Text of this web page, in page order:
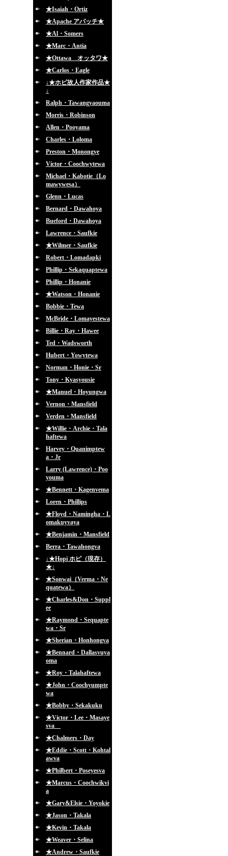
★Isaiah・Ortiz
★Apache アパッチ★
★Al・Somers
★Marc・Antia
★Ottawa オッタワ★
★Carlos・Eagle
↓★ホピ故人作家作品★
↓
Ralph・Tawangyaouma
Morris・Robinson
Allen・Pooyama
Charles・Loloma
Preston・Monongye
Victor・Coochwytewa
Michael・Kabotie（Lo
mawywesa）
Glenn・Lucas
Bernard・Dawahoya
Bueford・Dawahoya
Lawrence・Saufkie
★Wilmer・Saufkie
Robert・Lomadapki
Phillip・Sekaquaptewa
Phillip・Honanie
★Watson・Honanie
Bobbie・Tewa
McBride・Lomayestewa
Billie・Ray・Hawee
Ted・Wadsworth
Hubert・Yowytewa
Norman・Honie・Sr
Tony・Kyasyousie
★Manuel・Hoyungwa
Vernon・Mansfield
Verden・Mansfield
★Willie・Archie・Tala
haftewa
Harvey・Quanimptew
a・Jr
Larry (Lawrence)・Poo
youma
★Bennett・Kagenvema
Loren・Phillips
★Floyd・Namingha・L
omakuyvaya
★Benjamin・Mansfield
Berra・Tawahongva
↓★Hopi ホピ（現存）
★↓
★Sonwai（Verma・Ne
quatewa）
★Charles&Don・Suppl
ee
★Raymond・Sequapte
wa・Sr
★Sherian・Honhongva
★Bennard・Dallasvuya
oma
★Roy・Talahaftewa
★John・Coochyumpte
wa
★Bobby・Sekakuku
★Victor・Lee・Masaye
sva
★Chalmers・Day
★Eddie・Scott・Kohtal
awva
★Philbert・Poseyesva
★Marcus・Coochwikvi
a
★Gary&Elsie・Yoyokie
★Jason・Takala
★Kevin・Takala
★Weaver・Selina
★Andrew・Saufkie